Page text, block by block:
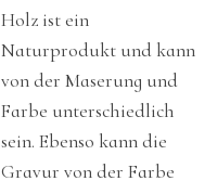
Holz ist ein
Naturprodukt und kann
von der Maserung und
Farbe unterschiedlich
sein. Ebenso kann die
Gravur von der Farbe